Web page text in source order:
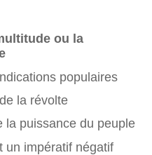
ou la
populaires
la révolte
la puissance du peuple
un impératif négatif